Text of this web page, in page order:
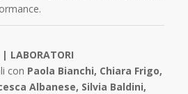
LABORATORI
con Paola Bianchi, Chiara Frigo,
Albanese, Silvia Baldini,